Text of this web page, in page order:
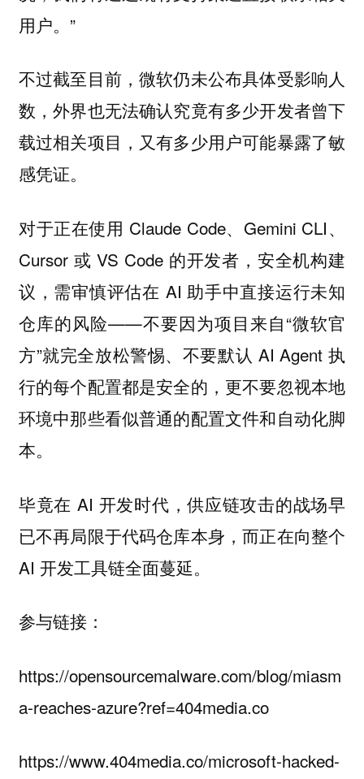
用户。”
不过截至目前，微软仍未公布具体受影响人
数，外界也无法确认究竟有多少开发者曾下
载过相关项目，又有多少用户可能暴露了敏
感凭证。
对于正在使用 Claude Code、Gemini CLI、
Cursor 或 VS Code 的开发者，安全机构建
议，需审慎评估在 AI 助手中直接运行未知
仓库的风险——不要因为项目来自“微软官
方”就完全放松警惕、不要默认 AI Agent 执
行的每个配置都是安全的，更不要忽视本地
环境中那些看似普通的配置文件和自动化脚
本。
毕竟在 AI 开发时代，供应链攻击的战场早
已不再局限于代码仓库本身，而正在向整个
AI 开发工具链全面蔓延。
参与链接：
https://opensourcemalware.com/blog/miasm
a-reaches-azure?ref=404media.co
https://www.404media.co/microsoft-hacked-